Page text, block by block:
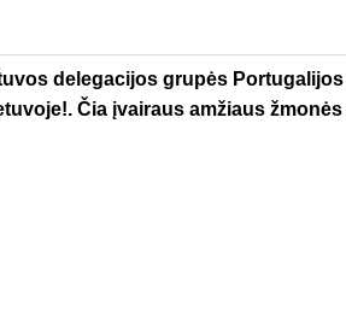
delegacijos grupės
Čia įvairaus amžiaus